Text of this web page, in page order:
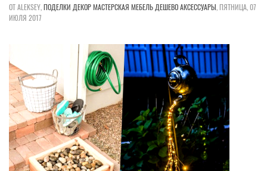
ОТ ALEKSEY,ПОДЕЛКИ ДЕКОРМАСТЕРСКАЯ МЕБЕЛЬ ДЕШЕВОАКСЕССУАРЫ,ПЯТНИЦА, 07
ИЮЛЯ 2017